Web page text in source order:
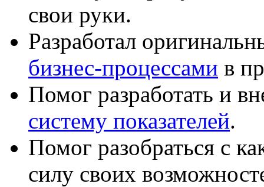
свои руки.
Разработал
бизнес-процессами в
Помог разработать и
систему показателей.
Помог разобраться с
силу своих